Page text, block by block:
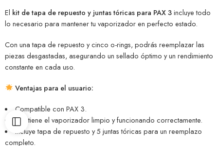
El kit de tapa de repuesto y juntas tóricas para PAX 3incluye todo
lo necesario para mantener tu vaporizador en perfecto estado.
Con una tapa de repuesto y cinco o-rings, podrás reemplazar las
piezas desgastadas, asegurando un sellado óptimo y un rendimiento
constante en cada uso.
Ventajas para el usuario:
Compatible con PAX 3.
Mantiene el vaporizador limpio y funcionando correctamente.
Incluye tapa de repuesto y 5 juntas tóricas para un reemplazo
completo.